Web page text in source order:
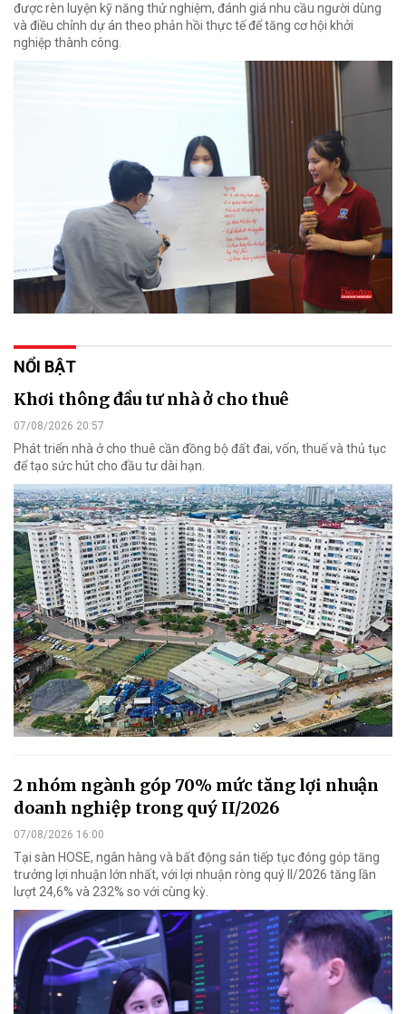
được rèn luyện kỹ năng thử nghiệm, đánh giá nhu cầu người dùng
và điều chỉnh dự án theo phản hồi thực tế để tăng cơ hội khởi
nghiệp thành công.
NỔI BẬT
Khơi thông đầu tư nhà ở cho thuê
07/08/2026 20:57
Phát triển nhà ở cho thuê cần đồng bộ đất đai, vốn, thuế và thủ tục
để tạo sức hút cho đầu tư dài hạn.
2 nhóm ngành góp 70% mức tăng lợi nhuận
doanh nghiệp trong quý II/2026
07/08/2026 16:00
Tại sàn HOSE, ngân hàng và bất động sản tiếp tục đóng góp tăng
trưởng lợi nhuận lớn nhất, với lợi nhuận ròng quý II/2026 tăng lần
lượt 24,6% và 232% so với cùng kỳ.